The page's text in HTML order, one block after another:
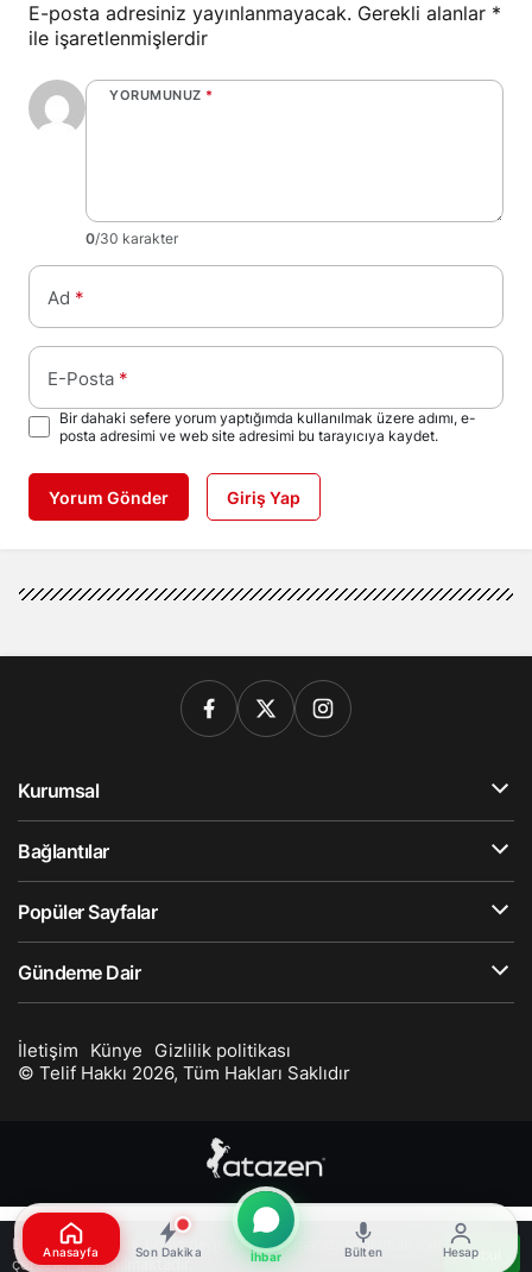
E-posta adresiniz yayınlanmayacak. Gerekli alanlar *
ile işaretlenmişlerdir
YORUMUNUZ *
0/30 karakter
Ad *
E-Posta *
Bir dahaki sefere yorum yaptığımda kullanılmak üzere adımı, e-
posta adresimi ve web site adresimi bu tarayıcıya kaydet.
Yorum Gönder Giriş Yap
Bu web sitesinde en iyi deneyimi yaşamanızı sağlamak için
çerezler kullanılmaktadır.
Kabul
Kurumsal
Bağlantılar
Popüler Sayfalar
Gündeme Dair
İletişim Künye
Gizlilik politikası
© Telif Hakkı 2026, Tüm Hakları Saklıdır
Anasayfa Son Dakika İhbar Bülten Hesap